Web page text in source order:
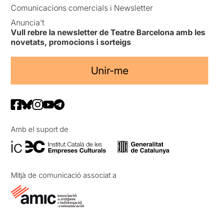
Comunicacions comercials i Newsletter
Anuncia’t
Vull rebre la newsletter de Teatre Barcelona amb les
novetats, promocions i sorteigs
Unir-me
Amb el suport de
Mitjà de comunicació associat a